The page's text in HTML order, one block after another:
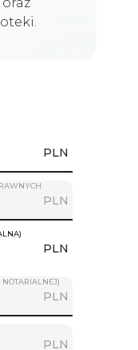
PLN
PLN
PLN
PLN
PLN